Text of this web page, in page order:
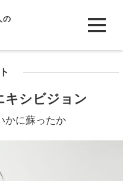
の
キシビジョン
かに蘇ったか